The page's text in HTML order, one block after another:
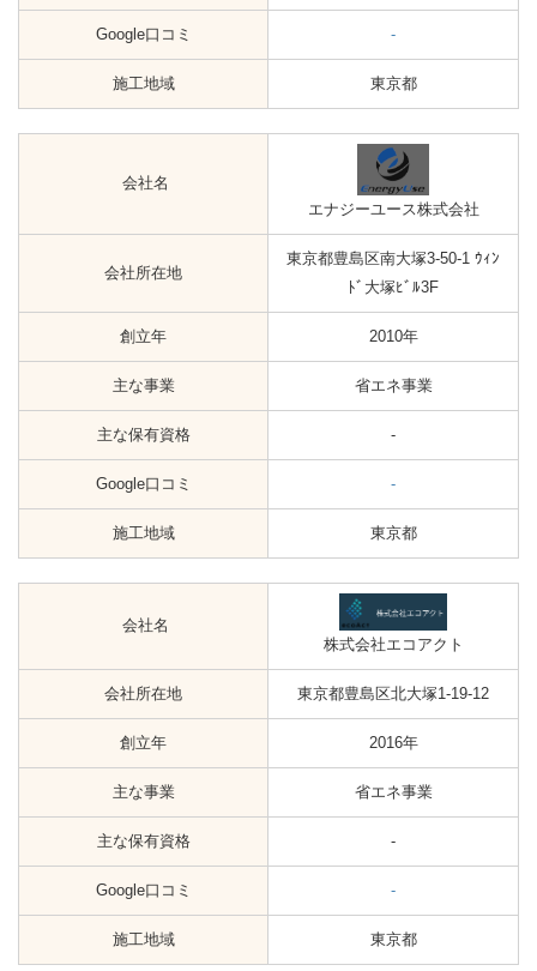
Google口コミ -
施工地域 東京都
会社名
エナジーユース株式会社
会社所在地
東京都豊島区南大塚3-50-1 ｳｨﾝ
ﾄﾞ大塚ﾋﾞﾙ3F
創立年 2010年
主な事業 省エネ事業
主な保有資格 -
Google口コミ -
施工地域 東京都
会社名
株式会社エコアクト
会社所在地 東京都豊島区北大塚1-19-12
創立年 2016年
主な事業 省エネ事業
主な保有資格 -
Google口コミ -
施工地域 東京都